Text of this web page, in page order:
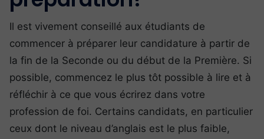
Il est vivement conseillé aux étudiants de
commencer à préparer leur candidature à partir de
la fin de la Seconde ou du début de la Première. Si
possible, commencez le plus tôt possible à lire et à
réfléchir à ce que vous écrirez dans votre
profession de foi. Certains candidats, en particulier
ceux dont le niveau d’anglais est le plus faible,